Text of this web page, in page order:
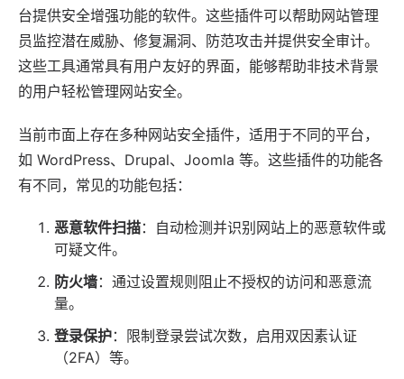
台提供安全增强功能的软件。这些插件可以帮助网站管理
员监控潜在威胁、修复漏洞、防范攻击并提供安全审计。
这些工具通常具有用户友好的界面，能够帮助非技术背景
的用户轻松管理网站安全。
当前市面上存在多种网站安全插件，适用于不同的平台，
如 WordPress、 Drupal、 Joomla 等。这些插件的功能各
有不同，常见的功能包括：
恶意软件扫描：自动检测并识别网站上的恶意软件或
可疑文件。
防火墙：通过设置规则阻止不授权的访问和恶意流
量。
登录保护：限制登录尝试次数，启用双因素认证
（2FA）等。